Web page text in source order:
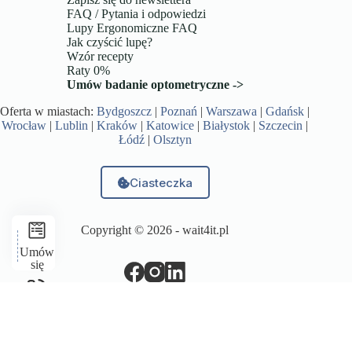
FAQ / Pytania i odpowiedzi
Lupy Ergonomiczne FAQ
Jak czyścić lupę?
Wzór recepty
Raty 0%
Umów badanie optometryczne ->
Oferta w miastach:Bydgoszcz |Poznań |Warszawa |Gdańsk |
Wrocław |Lublin |Kraków |Katowice |Białystok | Szczecin |
Łódź| Olsztyn
Ciasteczka
Copyright © 2026 -wait4it.pl
Umów
się